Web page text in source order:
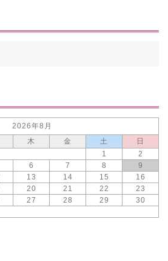
2026年8月
木 金 土
日
1
2
6 7 8
9
13 14 15
16
20 21 22
23
27 28 29
30